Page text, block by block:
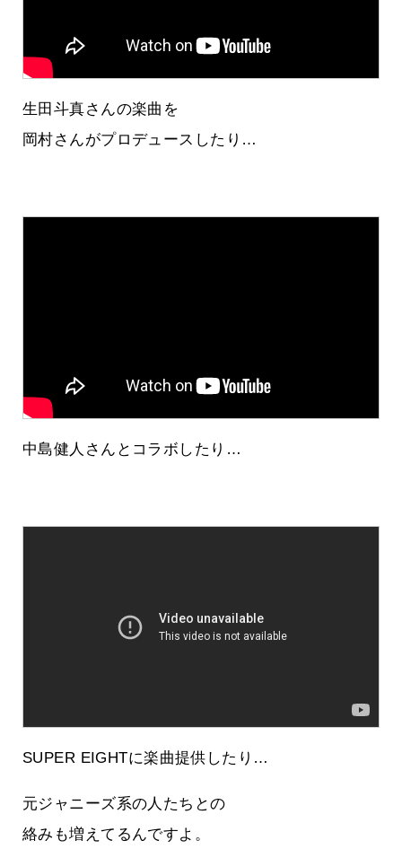
生田斗真さんの楽曲を
岡村さんがプロデュースしたり…
中島健人さんとコラボしたり…
SUPER EIGHTに楽曲提供したり…
元ジャニーズ系の人たちとの
絡みも増えてるんですよ。